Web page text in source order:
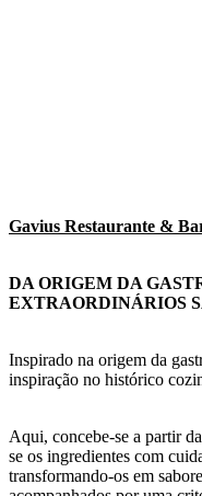
Gavius Restaurante &
DA ORIGEM DA
EXTRAORDINÁRIOS
Inspirado na origem da
inspiração no histórico
Aqui, concebe-se a partir
se os ingredientes com
transformando-os em